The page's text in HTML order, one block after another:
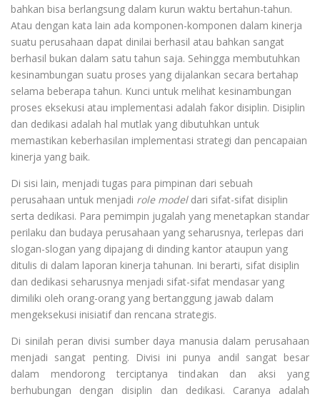
bahkan bisa berlangsung dalam kurun waktu bertahun-tahun.
Atau dengan kata lain ada komponen-komponen dalam kinerja
suatu perusahaan dapat dinilai berhasil atau bahkan sangat
berhasil bukan dalam satu tahun saja. Sehingga membutuhkan
kesinambungan suatu proses yang dijalankan secara bertahap
selama beberapa tahun. Kunci untuk melihat kesinambungan
proses eksekusi atau implementasi adalah fakor disiplin. Disiplin
dan dedikasi adalah hal mutlak yang dibutuhkan untuk
memastikan keberhasilan implementasi strategi dan pencapaian
kinerja yang baik.
Di sisi lain, menjadi tugas para pimpinan dari sebuah
perusahaan untuk menjadi role modeldari sifat-sifat disiplin
serta dedikasi. Para pemimpin jugalah yang menetapkan standar
perilaku dan budaya perusahaan yang seharusnya, terlepas dari
slogan-slogan yang dipajang di dinding kantor ataupun yang
ditulis di dalam laporan kinerja tahunan. Ini berarti, sifat disiplin
dan dedikasi seharusnya menjadi sifat-sifat mendasar yang
dimiliki oleh orang-orang yang bertanggung jawab dalam
mengeksekusi inisiatif dan rencana strategis.
Di sinilah peran divisi sumber daya manusia dalam perusahaan
menjadi sangat penting. Divisi ini punya andil sangat besar
dalam mendorong terciptanya tindakan dan aksi yang
berhubungan dengan disiplin dan dedikasi. Caranya adalah